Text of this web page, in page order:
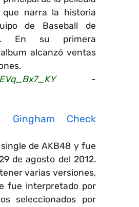
que narra la historia
de Baseball de
En su primera
alcanzó ventas
-
Gingham Check
de AKB48 y fue
de agosto del 2012.
varias versiones,
fue interpretado por
seleccionados por